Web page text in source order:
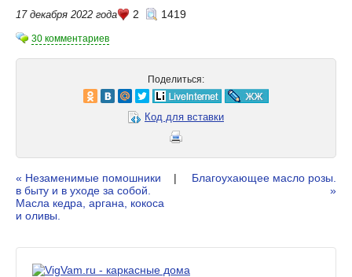
17 декабря 2022 года 2 1419
30 комментариев
Поделиться:
Код для вставки
« Незаменимые помошники
в быту и в уходе за собой.
Масла кедра, аргана, кокоса
и оливы.
|
Благоухающее масло розы.
»